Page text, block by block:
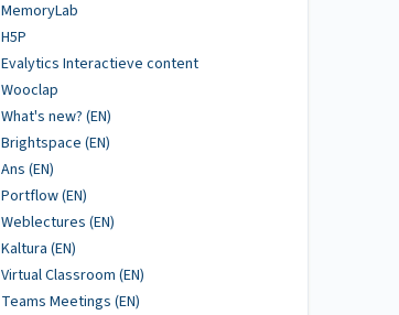
MemoryLab
H5P
Evalytics Interactieve content
Wooclap
What's new? (EN)
Brightspace (EN)
Ans (EN)
Portflow (EN)
Weblectures (EN)
Kaltura (EN)
Virtual Classroom (EN)
Teams Meetings (EN)